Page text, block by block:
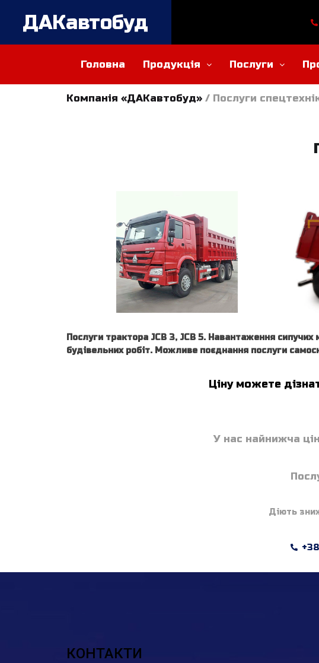
ДАКавтобуд
Головна Продукція Послуги
Компанія «ДАКавтобуд» / Послуги
Послуги трактора JCB 3, JCB 5. Навантаження
будівельних робіт. Можливе поєднання послуги
Ціну можете
У нас найнижча
Діють
КОНТАКТИ